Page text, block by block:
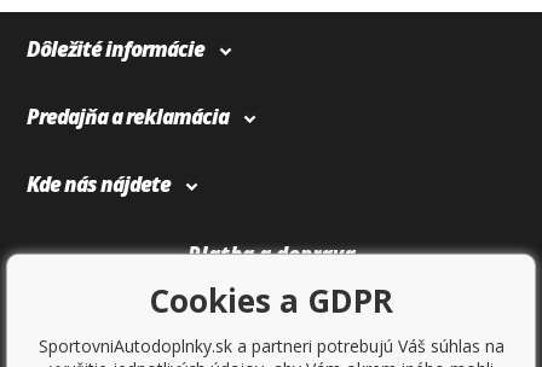
Dôležité informácie
Predajňa a reklamácia
Kde nás nájdete
Platba a doprava
Cookies a GDPR
SportovniAutodoplnky.sk a partneri potrebujú Váš súhlas na